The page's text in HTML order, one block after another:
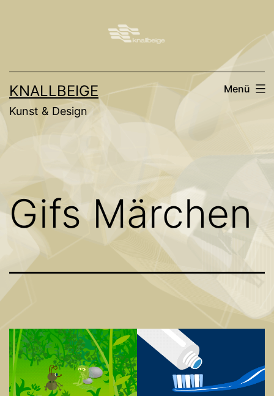
KNALLBEIGE
Kunst & Design
Menü
Gifs Märchen